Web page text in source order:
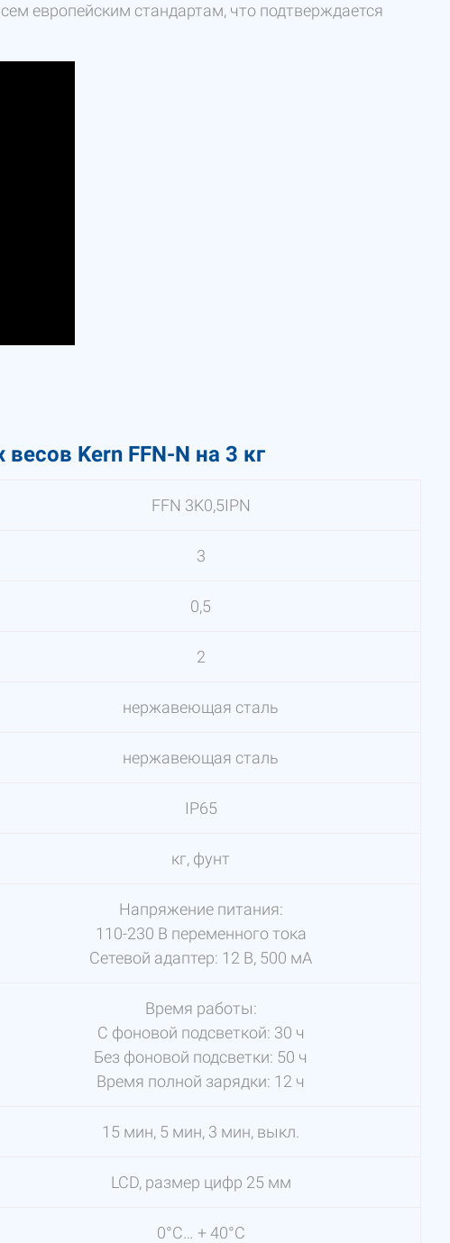
европейским стандартам, что подтверждается
Kern FFN-N на 3 кг
FFN 3K0,5IPN
3
0,5
2
нержавеющая сталь
нержавеющая сталь
IP65
кг, фунт
Напряжение питания:
110-230 В переменного тока
Сетевой адаптер: 12 В, 500 мА
Время работы:
С фоновой подсветкой: 30 ч
Без фоновой подсветки: 50 ч
Время полной зарядки: 12 ч
15 мин, 5 мин, 3 мин, выкл.
LCD, размер цифр 25 мм
0°C… + 40°С